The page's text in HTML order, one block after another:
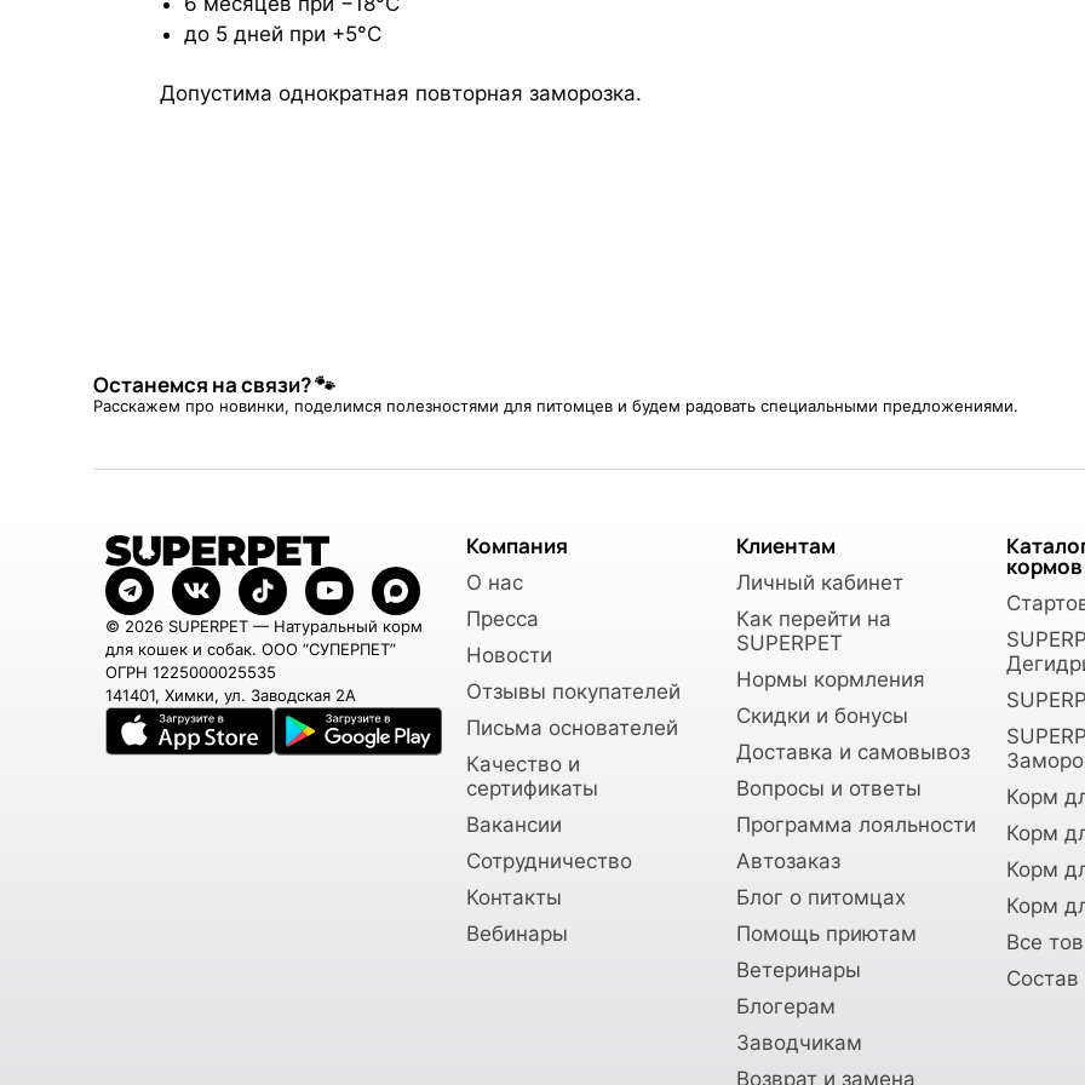
до 5 дней при +5°C
Допустима однократная повторная заморозка.
Останемся на связи? 🐾
Расскажем про новинки, поделимся полезностями для питомцев и будем радовать специальными предложениями.
© 2026 SUPERPET — Натуральный корм
для кошек и собак. ООО “СУПЕРПЕТ”
ОГРН 1225000025535
141401, Химки, ул. Заводская 2А
Компания
О нас
Пресса
Новости
Отзывы покупателей
Письма основателей
Качество и
сертификаты
Вакансии
Сотрудничество
Контакты
Вебинары
Клиентам
Личный кабинет
Как перейти на
SUPERPET
Нормы кормления
Скидки и бонусы
Доставка и самовывоз
Вопросы и ответы
Программа лояльности
Автозаказ
Блог о питомцах
Помощь приютам
Ветеринары
Блогерам
Заводчикам
Возврат и замена
кормов
Корм
Корм
Корм
Корм
Все